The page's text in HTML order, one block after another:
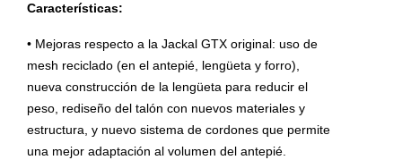
Características:
• Mejoras respecto a la Jackal GTX original: uso de
mesh reciclado (en el antepié, lengüeta y forro),
nueva construcción de la lengüeta para reducir el
peso, rediseño del talón con nuevos materiales y
estructura, y nuevo sistema de cordones que permite
una mejor adaptación al volumen del antepié.